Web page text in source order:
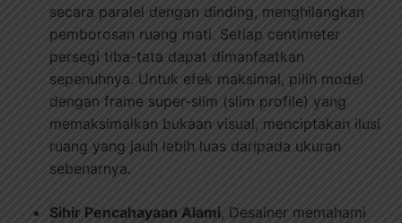
secara paralel dengan dinding, menghilangkan
pemborosan ruang mati. Setiap centimeter
persegi tiba-tata dapat dimanfaatkan
sepenuhnya. Untuk efek maksimal, pilih model
dengan frame super-slim (slim profile) yang
memaksimalkan bukaan visual, menciptakan ilusi
ruang yang jauh lebih luas daripada ukuran
sebenarnya.
Sihir Pencahayaan Alami, Desainer memahami